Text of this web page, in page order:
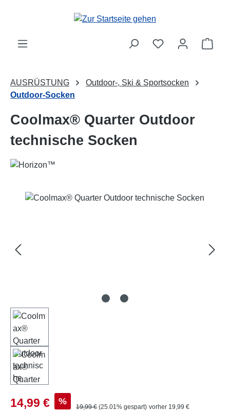
Zum Hauptinhalt springen
AUSRÜSTUNG
Outdoor-, Ski & Sportsocken
Outdoor-Socken
Coolmax® Quarter Outdoor
technische Socken
Bildergalerie überspringen
Verkaufspreis:
14,99 € % Regulärer Preis:
19,99 € (25.01% gespart) vorher 19,99 €